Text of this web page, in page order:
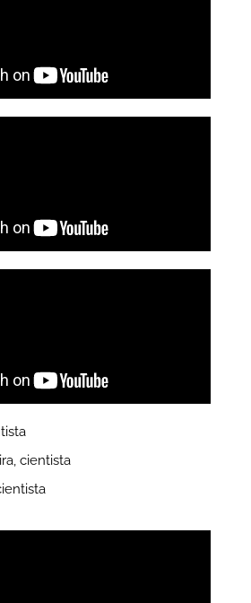
cientista